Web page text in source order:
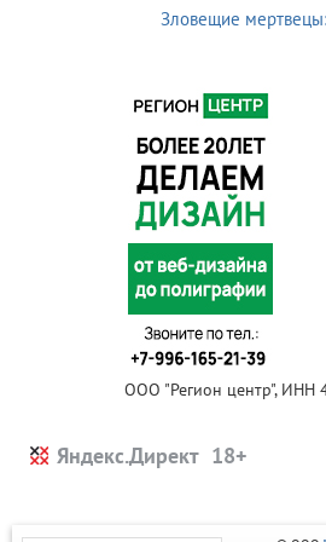
Зловещие
ООО "Регион центр", ИНН
Яндекс.Директ